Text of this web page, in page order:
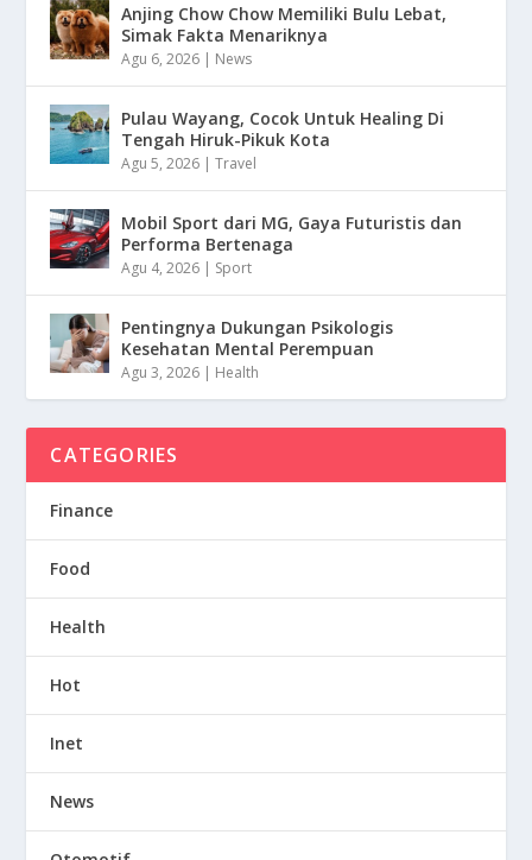
Anjing Chow Chow Memiliki Bulu Lebat,
Simak Fakta Menariknya
Agu 6, 2026 | News
Pulau Wayang, Cocok Untuk Healing Di
Tengah Hiruk-Pikuk Kota
Agu 5, 2026 |Travel
Mobil Sport dari MG, Gaya Futuristis dan
Performa Bertenaga
Agu 4, 2026 | Sport
Pentingnya Dukungan Psikologis
Kesehatan Mental Perempuan
Agu 3, 2026 | Health
CATEGORIES
Finance
Food
Health
Hot
Inet
News